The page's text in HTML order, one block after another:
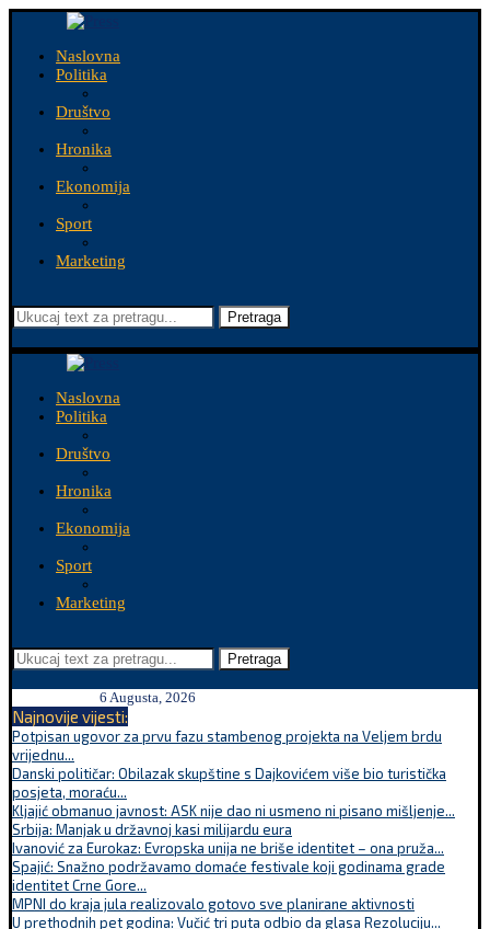
Naslovna
Politika
Društvo
Hronika
Ekonomija
Sport
Marketing
Pretraga
Naslovna
Politika
Društvo
Hronika
Ekonomija
Sport
Marketing
Pretraga
6 Augusta, 2026
Najnovije vijesti:
Potpisan ugovor za prvu fazu stambenog projekta na Veljem brdu
vrijednu...
Danski političar: Obilazak skupštine s Dajkovićem više bio turistička
posjeta, moraću...
Kljajić obmanuo javnost: ASK nije dao ni usmeno ni pisano mišljenje...
Srbija: Manjak u državnoj kasi milijardu eura
Ivanović za Eurokaz: Evropska unija ne briše identitet – ona pruža...
Spajić: Snažno podržavamo domaće festivale koji godinama grade
identitet Crne Gore...
MPNI do kraja jula realizovalo gotovo sve planirane aktivnosti
U prethodnih pet godina: Vučić tri puta odbio da glasa Rezoluciju...